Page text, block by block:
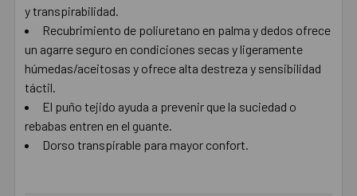
y transpirabilidad.
Recubrimiento de poliuretano en palma y dedos ofrece
un agarre seguro en condiciones secas y ligeramente
húmedas/aceitosas y ofrece alta destreza y sensibilidad
táctil.
El puño tejido ayuda a prevenir que la suciedad o
rebabas entren en el guante.
Dorso transpirable para mayor confort.